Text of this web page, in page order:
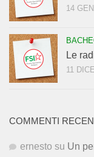
14
Le
11
COMMENTI
ernesto su Un